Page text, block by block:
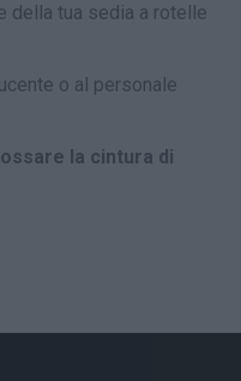
della tua sedia a rotelle
o al personale
la cintura di